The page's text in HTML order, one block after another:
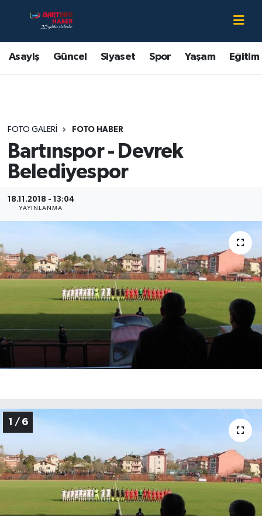
Asayiş Güncel Siyaset Spor Yaşam Eğitim
FOTO GALERI FOTO HABER
Bartınspor - Devrek
Belediyespor
18.11.2018 - 13:04
YAYINLANMA
1 / 6
Asayiş
Bartın Hakkında
Eğitim
Ekonomi
Güncel
Kültür-Sanat
Magazin
Medya
Sağlık
Sinema
Spor
Tarım
Turizm
Bartın Nöbetçi Eczaneler
Bartın Hava Durumu
Bartın Trafik Yoğunluk Haritası
Süper Lig Puan Durumu ve Fikstür
Tüm Manşetler
Son Dakika Haberleri
Haber Arşivi